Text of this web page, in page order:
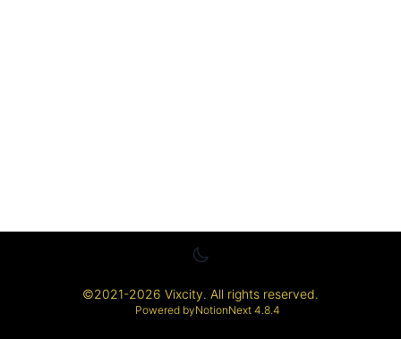
©2021-2026 Vixcity. All rights reserved.
Powered byNotionNext 4.8.4